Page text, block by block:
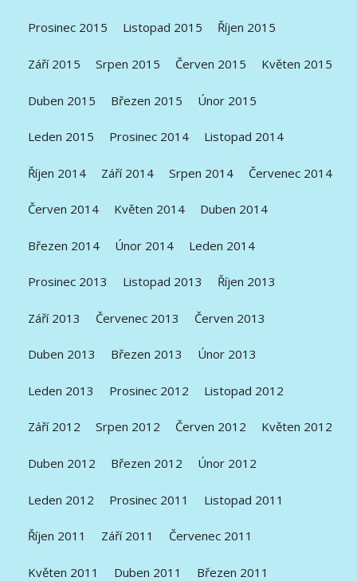
Prosinec 2015 Listopad 2015 Říjen 2015
Září 2015 Srpen 2015 Červen 2015 Květen 2015
Duben 2015 Březen 2015 Únor 2015
Leden 2015 Prosinec 2014 Listopad 2014
Říjen 2014 Září 2014 Srpen 2014 Červenec 2014
Červen 2014 Květen 2014 Duben 2014
Březen 2014 Únor 2014 Leden 2014
Prosinec 2013 Listopad 2013 Říjen 2013
Září 2013 Červenec 2013 Červen 2013
Duben 2013 Březen 2013 Únor 2013
Leden 2013 Prosinec 2012 Listopad 2012
Září 2012 Srpen 2012 Červen 2012 Květen 2012
Duben 2012 Březen 2012 Únor 2012
Leden 2012 Prosinec 2011 Listopad 2011
Říjen 2011 Září 2011 Červenec 2011
Květen 2011 Duben 2011 Březen 2011